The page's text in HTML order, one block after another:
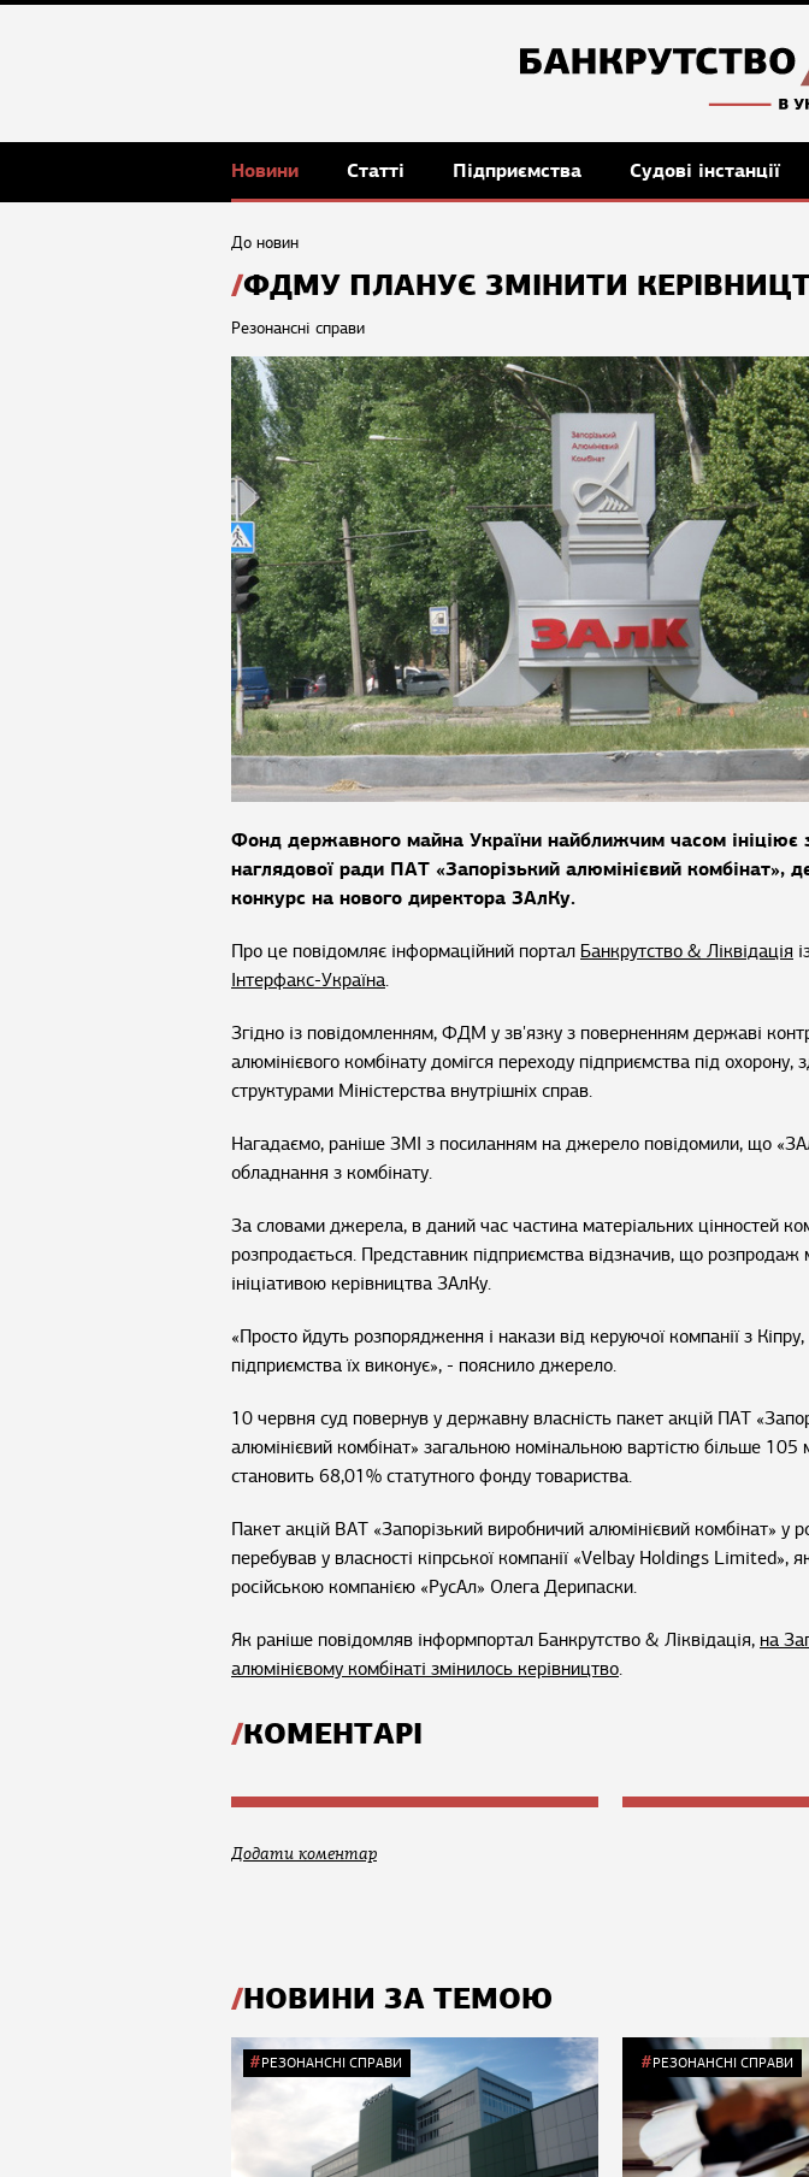
Новини Статті Підприємства Судові інстанції
До новин
ФДМУ ПЛАНУЄ ЗМІНИТИ
Резонансні справи
Фонд державного майна України найближчим часом ініціює
наглядової ради ПАТ «Запорізький алюмінієвий комбінат»,
конкурс на нового директора ЗАлКу.
Про це повідомляє інформаційний портал Банкрутство & Ліквідація
Інтерфакс-Україна.
Згідно із повідомленням, ФДМ у зв'язку з поверненням державі
алюмінієвого комбінату домігся переходу підприємства під охорону,
структурами Міністерства внутрішніх справ.
Нагадаємо, раніше ЗМІ з посиланням на джерело повідомили, що
обладнання з комбінату.
За словами джерела, в даний час частина матеріальних цінностей
розпродається. Представник підприємства відзначив, що розпродаж
ініціативою керівництва ЗАлКу.
«Просто йдуть розпорядження і накази від керуючої компанії з Кіпру,
підприємства їх виконує», - пояснило джерело.
10 червня суд повернув у державну власність пакет акцій ПАТ
алюмінієвий комбінат» загальною номінальною вартістю більше
становить 68,01% статутного фонду товариства.
Пакет акцій ВАТ «Запорізький виробничий алюмінієвий комбінат» у
перебував у власності кіпрської компанії «Velbay Holdings Limited»,
російською компанією «РусАл» Олега Дерипаски.
Як раніше повідомляв інформпортал Банкрутство & Ліквідація, на
алюмінієвому комбінаті змінилось керівництво.
КОМЕНТАРІ
Додати коментар
НОВИНИ ЗА ТЕМОЮ
РЕЗОНАНСНІ СПРАВИ РЕЗОНАНСНІ СПРАВИ